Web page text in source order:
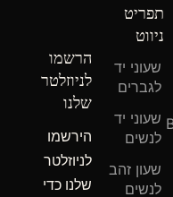
תפריט
ניווט
שעוני יד
לגברים
שעוני יד
לנשים
שעון זהב
לנשים
הרשמו
לניוזלטר
שלנו
הירשמו
לניוזלטר
שלנו כדי